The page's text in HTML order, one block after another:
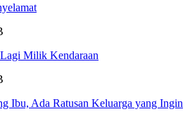
Milik Kendaraan
Ibu, Ada Ratusan Keluarga yang Ingin